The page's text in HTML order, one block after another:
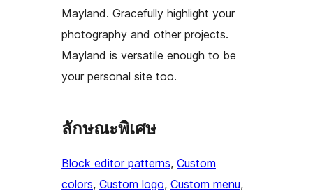
Mayland. Gracefully highlight your
photography and other projects.
Mayland is versatile enough to be
your personal site too.
ลักษณะพิเศษ
Block editor patterns, Custom
colors, Custom logo, Custom menu